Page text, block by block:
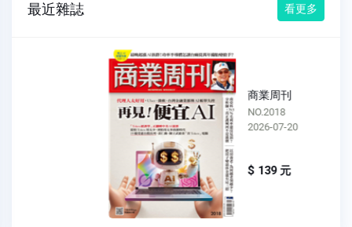
最近雜誌 看更多
商業周刊
NO.2018
2026-07-20
$ 139 元